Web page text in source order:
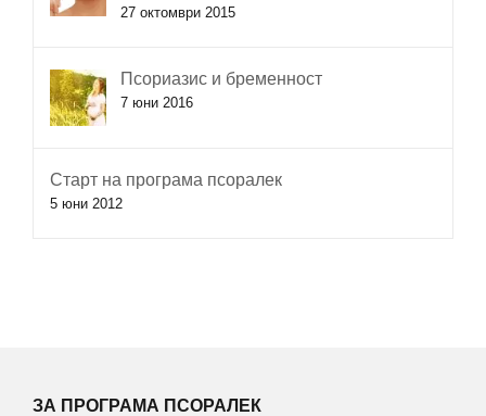
27 октомври 2015
Псориазис и бременност
7 юни 2016
Старт на програма псоралек
5 юни 2012
ЗА ПРОГРАМА ПСОРАЛЕК